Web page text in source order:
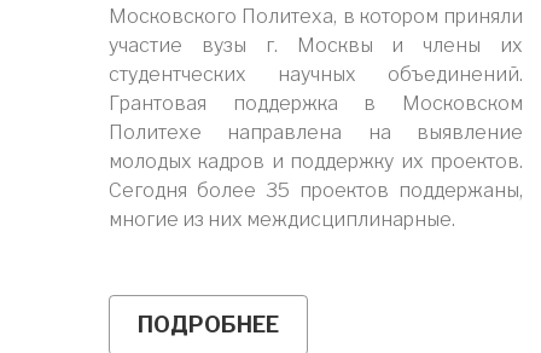
Московского Политеха, в котором приняли
участие вузы г. Москвы и члены их
студентческих научных объединений.
Грантовая поддержка в Московском
Политехе направлена на выявление
молодых кадров и поддержку их проектов.
Сегодня более 35 проектов поддержаны,
многие из них междисциплинарные.
ПОДРОБНЕЕ
МЕЖВУЗОВСКИЙ